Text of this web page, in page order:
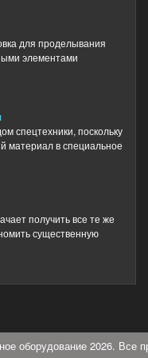
для проделывания
элементами
спецтехники, поскольку
материал в специальное
получить все те же
существенную
оборудование 2026. Все